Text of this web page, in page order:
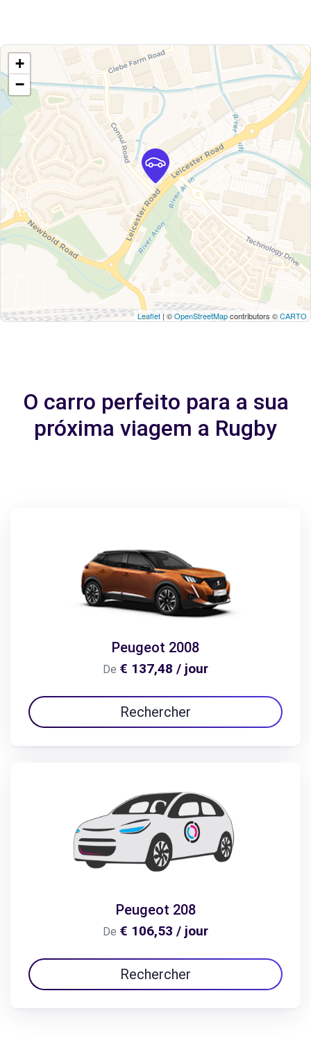
+
−
Leaflet | ©OpenStreetMapcontributors ©CARTO
O carro perfeito para a sua
próxima viagem a Rugby
Peugeot 2008
De € 137,48 / jour
Rechercher
Peugeot 208
De € 106,53 / jour
Rechercher